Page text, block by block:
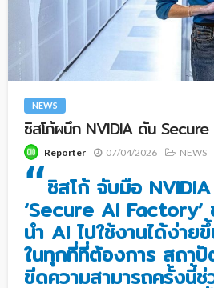
NEWS
ซิสโก้ผนึก NVIDIA ดัน
Reporter 07/04/2026 NEWS
“ซิสโก้ จับมือ
‘Secure AI Factory’
นำ AI ไปใช้งานได้ง่า
ในทุกที่ที่ต้องการ สถา
ขีดความสามารถครั้งนี้